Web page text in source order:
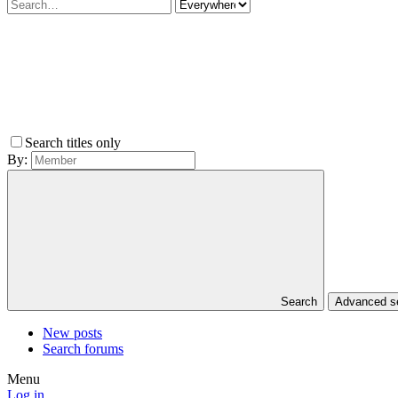
Search titles only
By:
Search Advanced
New posts
Search forums
Menu